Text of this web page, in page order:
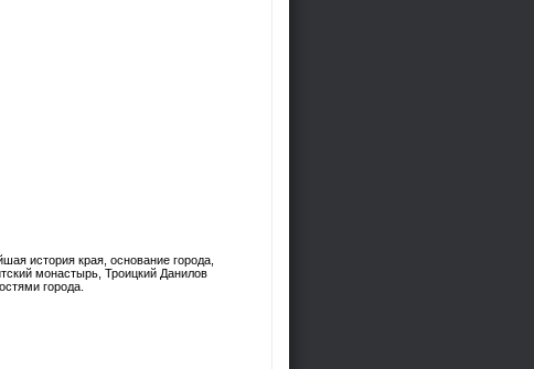
история края, основание города,
монастырь, Троицкий Данилов
города.